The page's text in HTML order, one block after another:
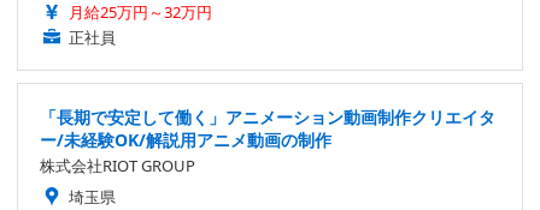
月給25万円～32万円
正社員
「長期で安定して働く」アニメーション動画制作クリエイタ
ー/未経験OK/解説用アニメ動画の制作
株式会社RIOT GROUP
埼玉県